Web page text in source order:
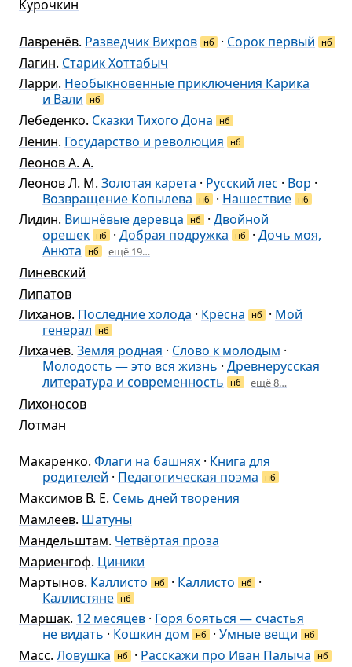
Курочкин
Лавренёв. Разведчик Вихров нб · Сорок первый нб
Лагин. Старик Хоттабыч
Ларри. Необыкновенные приключения Карика
и Вали
нб
Лебеденко. Сказки Тихого Дона нб
Ленин. Государство и революция нб
Леонов А. А.
Леонов Л. М. Золотая карета · Русский лес · Вор ·
Возвращение Копылева
нб · Нашествие нб
Лидин. Вишнёвые деревца нб · Двойной
орешек нб · Добрая подружка нб · Дочь моя,
Анюта
нб ещё 19…
Линевский
Липатов
Лиханов. Последние холода · Крёсна нб · Мой
генерал
нб
Лихачёв. Земля родная · Слово к молодым ·
Молодость — это вся жизнь · Древнерусская
литература и современность
нб ещё 8…
Лихоносов
Лотман
Макаренко. Флаги на башнях · Книга для
родителей · Педагогическая поэма нб
Максимов В. Е. Семь дней творения
Мамлеев. Шатуны
Мандельштам. Четвёртая проза
Мариенгоф. Циники
Мартынов. Каллисто нб · Каллисто нб
·
Каллистяне нб
Маршак. 12 месяцев · Горя бояться — счастья
не видать · Кошкин дом нб · Умные вещи нб
Масс. Ловушка нб · Расскажи про Иван Палыча нб